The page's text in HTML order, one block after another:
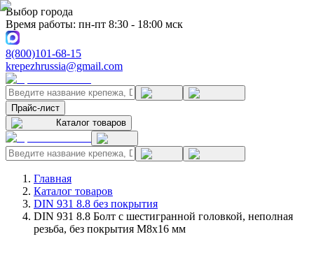
Выбор города
Время работы: пн-пт 8:30 - 18:00 мск
8(800)101-68-15
krepezhrussia@gmail.com
Прайс-лист
Каталог товаров
Главная
Каталог товаров
DIN 931 8.8 без покрытия
DIN 931 8.8 Болт с шестигранной головкой, неполная
резьба, без покрытия M8x16 мм